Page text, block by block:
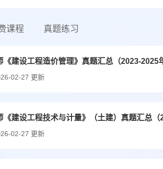
课程 真题练习
建设工程造价管理》真题汇总（2023-2025
02-27 更新
《建设工程技术与计量》（土建）真题汇总（
02-27 更新